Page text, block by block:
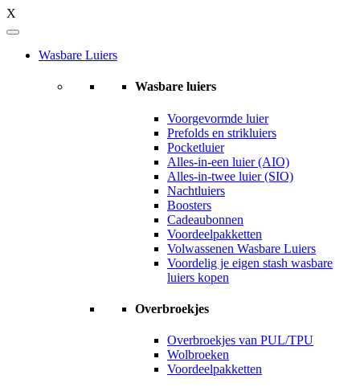
X
Wasbare Luiers
Wasbare luiers
Voorgevormde luier
Prefolds en strikluiers
Pocketluier
Alles-in-een luier (AIO)
Alles-in-twee luier (SIO)
Nachtluiers
Boosters
Cadeaubonnen
Voordeelpakketten
Volwassenen Wasbare Luiers
Voordelig je eigen stash wasbare
luiers kopen
Overbroekjes
Overbroekjes van PUL/TPU
Wolbroeken
Voordeelpakketten